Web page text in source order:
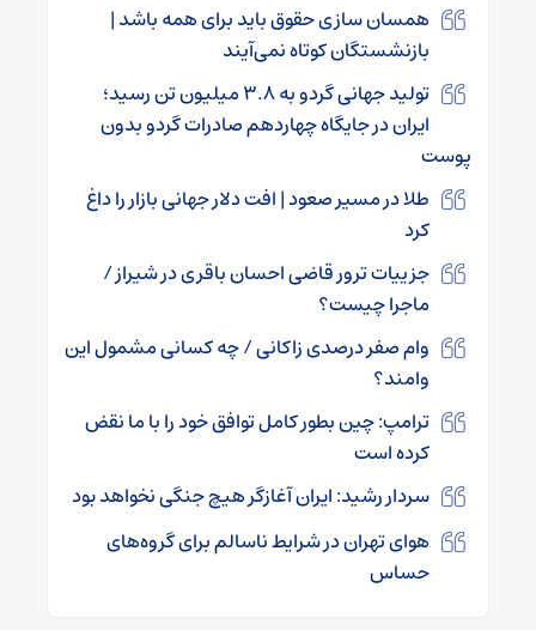
همسان سازی حقوق باید برای همه باشد |
بازنشستگان کوتاه نمی‌آیند
تولید جهانی گردو به ۳.۸ میلیون تن رسید؛
ایران در جایگاه چهاردهم صادرات گردو بدون
پوست
طلا در مسیر صعود | افت دلار جهانی بازار را داغ
کرد
جزییات ترور قاضی احسان باقری در شیراز /
ماجرا چیست؟
وام صفر درصدی زاکانی / چه کسانی مشمول این
وامند؟
ترامپ: چین بطور کامل توافق خود را با ما نقض
کرده است
سردار رشید: ایران آغازگر هیچ جنگی نخواهد بود
هوای تهران در شرایط ناسالم برای گروه‌های
حساس